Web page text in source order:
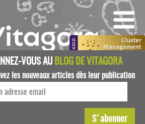
DE
VOUS AUBLOG DE VITAGORA
les nouveaux articles dès leur publication